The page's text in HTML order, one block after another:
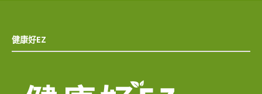
健康好EZ